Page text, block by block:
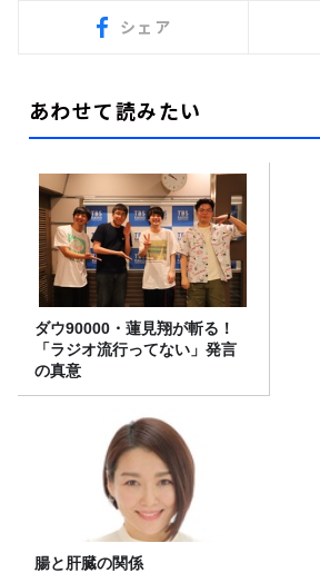
シェア
あわせて読みたい
ダウ90000・蓮見翔が斬る！
「ラジオ流行ってない」発言
の真意
腸と肝臓の関係